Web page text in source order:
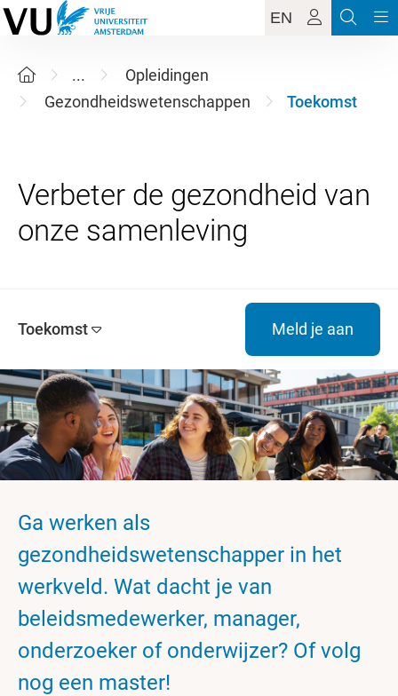
EN
...
Opleidingen
Gezondheidswetenschappen
Toekomst
Verbeter de gezondheid van
Toekomst Meld je aan
Ga werken als
gezondheidswetenschapper in het
werkveld. Wat dacht je van
beleidsmedewerker, manager,
onderzoeker of onderwijzer? Of volg
nog een master!